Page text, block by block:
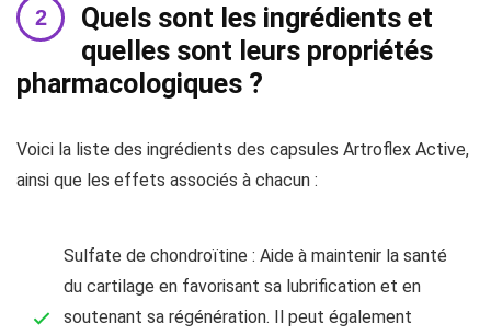
Quels sont les ingrédients et
quelles sont leurs propriétés
pharmacologiques ?
Voici la liste des ingrédients des capsules Artroflex Active,
ainsi que les effets associés à chacun :
Sulfate de chondroïtine : Aide à maintenir la santé
du cartilage en favorisant sa lubrification et en
soutenant sa régénération. Il peut également